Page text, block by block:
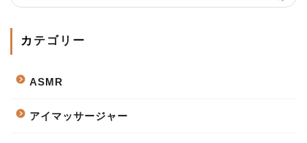
カテゴリー
ASMR
アイマッサージャー